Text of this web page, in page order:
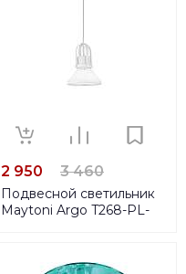
2 950 3 460
Подвесной светильник
Maytoni Argo T268-PL-